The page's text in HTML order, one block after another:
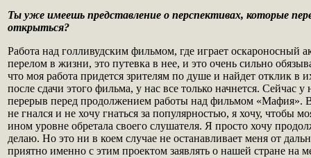
Ты уже имеешь представление о перспективах, которые
открыться?
Работа над голливудским фильмом, где играет оскароносный
перелом в жизни, это путевка в нее, и это очень сильно
что моя работа придется зрителям по душе и найдет отклик в
после сдачи этого фильма, у нас все только начнется. Сейчас у
перерыв перед продолжением работы над фильмом «Мафия».
не гнался и не хочу гнаться за популярностью, я хочу, чтобы
ином уровне обретала своего слушателя. Я просто хочу
делаю. Но это ни в коем случае не останавливает меня от
приятно именно с этим проектом заявлять о нашей стране на